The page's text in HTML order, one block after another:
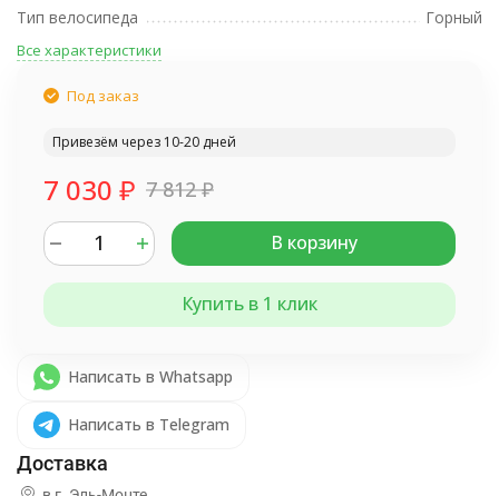
Тип велосипеда
Горный
Все характеристики
Под заказ
Привезём через 10-20 дней
7 030 ₽ 7 812₽
В корзину
Купить в 1 клик
Написать в Whatsapp
Написать в Telegram